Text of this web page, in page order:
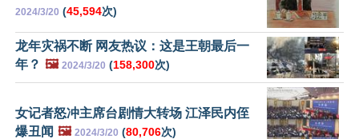
2024/3/20 (45,594次)
龙年灾祸不断 网友热议：这是王朝最后一
年？ 🖼️ 2024/3/20 (158,300次)
女记者怒冲主席台剧情大转场 江泽民内侄
爆丑闻 🖼️ 2024/3/20 (80,706次)